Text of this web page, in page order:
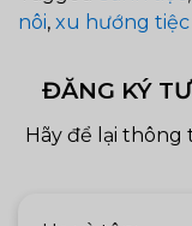
nôi, xu hướng tiệc
ĐĂNG KÝ
Hãy để lại thông